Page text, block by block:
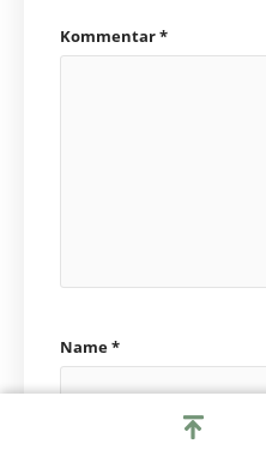
Kommentar*
Name*